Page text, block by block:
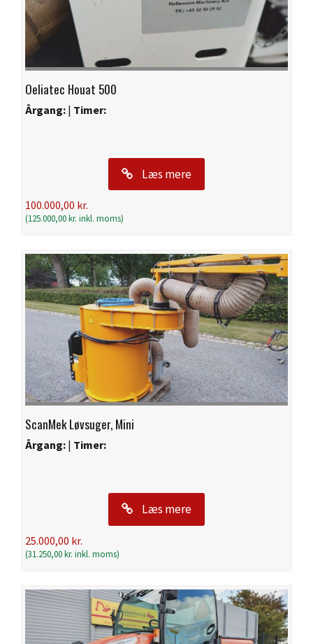
Oeliatec Houat 500
Årgang: | Timer:
Læs mere
100.000,00 kr.
(125.000,00kr. inkl. moms)
ScanMek Løvsuger, Mini
Årgang: | Timer:
Læs mere
25.000,00 kr.
(31.250,00kr. inkl. moms)